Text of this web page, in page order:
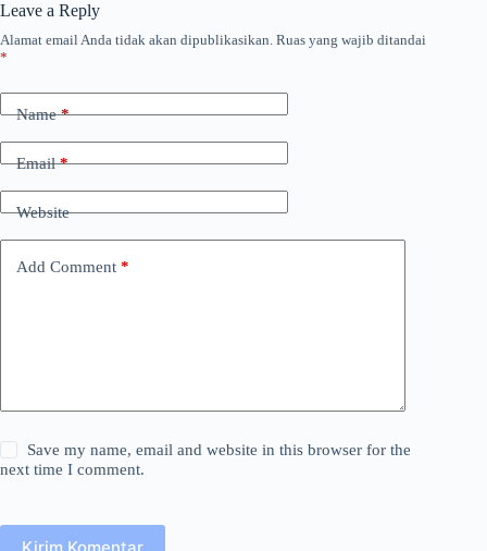
Leave a Reply
Alamat email Anda tidak akan dipublikasikan. Ruas yang wajib ditandai
*
Name*
Email*
Website
Add Comment *
Save my name, email and website in this browser for the
next time I comment.
Kirim Komentar